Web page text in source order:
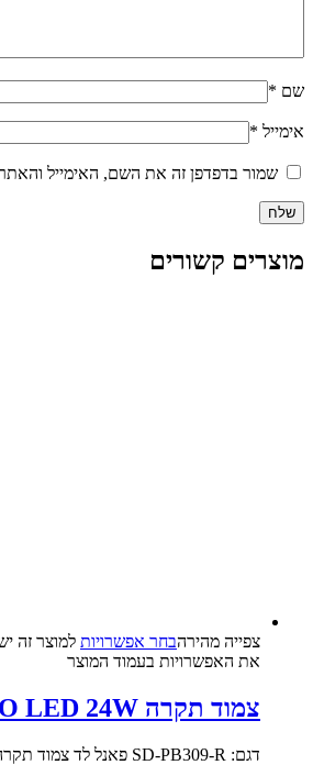
שם *
אימייל *
שמור בדפדפן זה את השם, האימייל
מוצרים קשורים
צפייה‬ ‫מהירה‬בחר אפשרויות למוצר זה
את האפשרויות בעמוד המוצר
צמוד תקרה APOLLO LED 24W
דגם: SD-PB309-R פאנל לד צמוד תקרה להתקנה